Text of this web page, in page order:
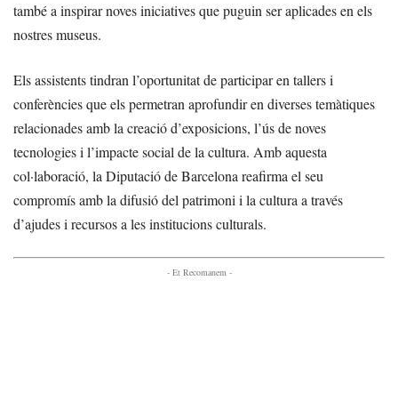
també a inspirar noves iniciatives que puguin ser aplicades en els
nostres museus.
Els assistents tindran l’oportunitat de participar en tallers i
conferències que els permetran aprofundir en diverses temàtiques
relacionades amb la creació d’exposicions, l’ús de noves
tecnologies i l’impacte social de la cultura. Amb aquesta
col·laboració, la Diputació de Barcelona reafirma el seu
compromís amb la difusió del patrimoni i la cultura a través
d’ajudes i recursos a les institucions culturals.
- Et Recomanem -